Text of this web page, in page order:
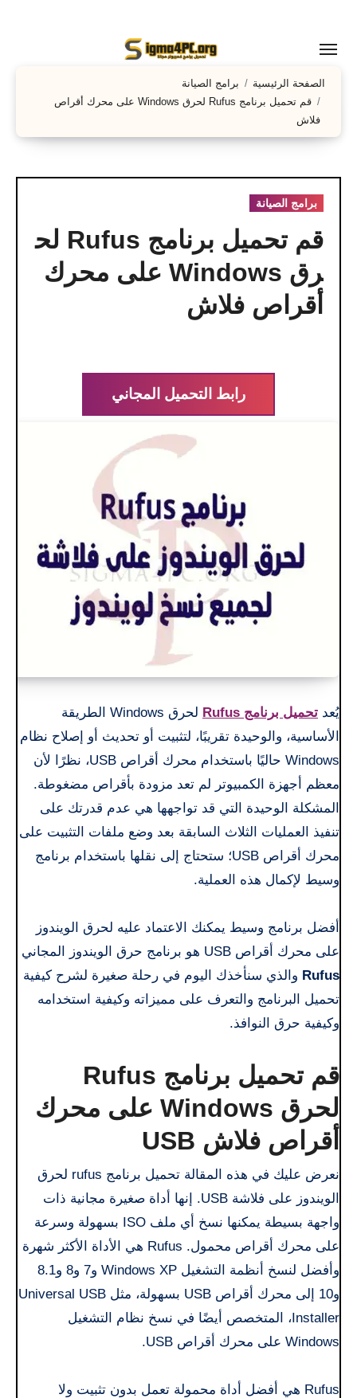
المحتوى
الصفحة الرئيسية
برامج الصيانة
قم تحميل برنامج Rufus لحرق Windows على محرك أقراص
فلاش
برامج الصيانة
قم تحميل برنامج Rufus لح
رق Windows على محرك
أقراص فلاش
رابط التحميل المجاني
يُعد تحميل برنامج Rufus
لحرق Windows الطريقة
الأساسية، والوحيدة تقريبًا، لتثبيت أو تحديث أو إصلاح نظام
Windows حاليًا باستخدام محرك أقراص USB، نظرًا لأن
معظم أجهزة الكمبيوتر لم تعد مزودة بأقراص مضغوطة.
المشكلة الوحيدة التي قد تواجهها هي عدم قدرتك على
تنفيذ العمليات الثلاث السابقة بعد وضع ملفات التثبيت على
محرك أقراص USB؛ ستحتاج إلى نقلها باستخدام برنامج
وسيط لإكمال هذه العملية.
أفضل برنامج وسيط يمكنك الاعتماد عليه لحرق الويندوز
على محرك أقراص USB هو برنامج حرق الويندوز المجاني
Rufus والذي سنأخذك اليوم في رحلة صغيرة لشرح كيفية
تحميل البرنامج والتعرف على مميزاته وكيفية استخدامه
وكيفية حرق النوافذ.
قم تحميل برنامج Rufus
لحرق Windows على محرك
أقراص فلاش USB
نعرض عليك في هذه المقالة تحميل برنامج rufus لحرق
الويندوز على فلاشة USB. إنها أداة صغيرة مجانية ذات
واجهة بسيطة يمكنها نسخ أي ملف ISO بسهولة وسرعة
على محرك أقراص محمول. Rufus هي الأداة الأكثر شهرة
وأفضل لنسخ أنظمة التشغيل Windows XP و7 و8 و8.1
و10 إلى محرك أقراص USB بسهولة، مثل Universal USB
Installer، المتخصص أيضًا في نسخ نظام التشغيل
Windows على محرك أقراص USB.
Rufus هي أفضل أداة محمولة تعمل بدون تثبيت ولا